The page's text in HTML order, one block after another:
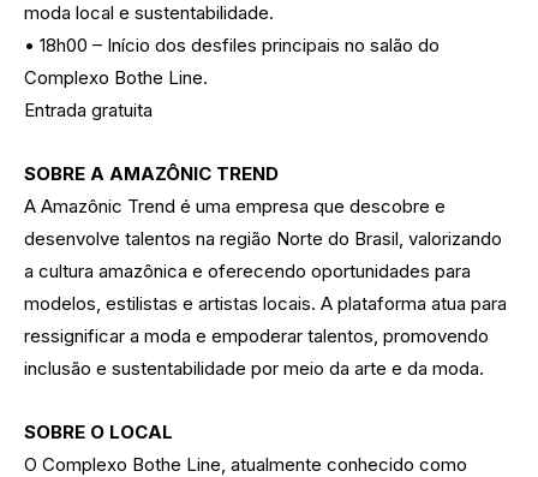
moda local e sustentabilidade.
• 18h00 – Início dos desfiles principais no salão do
Complexo Bothe Line.
Entrada gratuita
SOBRE A AMAZÔNIC TREND
A Amazônic Trend é uma empresa que descobre e
desenvolve talentos na região Norte do Brasil, valorizando
a cultura amazônica e oferecendo oportunidades para
modelos, estilistas e artistas locais. A plataforma atua para
ressignificar a moda e empoderar talentos, promovendo
inclusão e sustentabilidade por meio da arte e da moda.
SOBRE O LOCAL
O Complexo Bothe Line, atualmente conhecido como